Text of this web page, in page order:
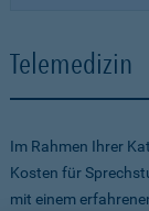
Telemedizin
Im Rahmen Ihrer
Kosten für
mit einem